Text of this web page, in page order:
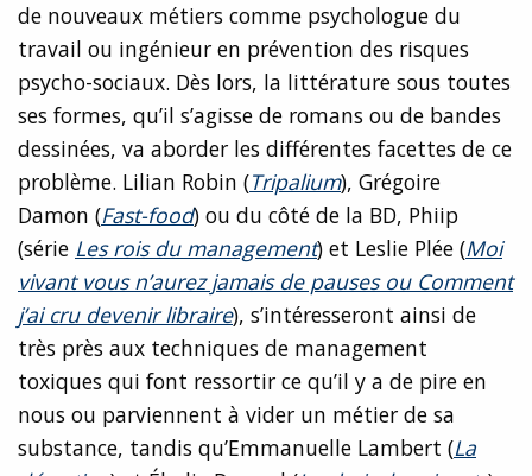
de nouveaux métiers comme psychologue du
travail ou ingénieur en prévention des risques
psycho-sociaux. Dès lors, la littérature sous toutes
ses formes, qu’il s’agisse de romans ou de bandes
dessinées, va aborder les différentes facettes de ce
problème. Lilian Robin (Tripalium), Grégoire
Damon (Fast-food) ou du côté de la BD, Phiip
(série Les rois du management) et Leslie Plée (Moi
vivant vous n’aurez jamais de pauses ou Comment
j’ai cru devenir libraire), s’intéresseront ainsi de
très près aux techniques de management
toxiques qui font ressortir ce qu’il y a de pire en
nous ou parviennent à vider un métier de sa
substance, tandis qu’Emmanuelle Lambert (La